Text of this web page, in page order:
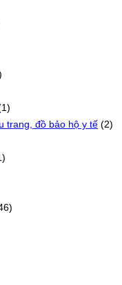
trang, đồ bảo hộ y tế (2)